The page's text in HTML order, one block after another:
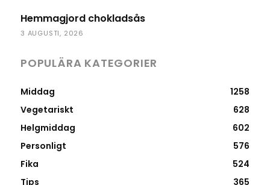
Hemmagjord chokladsås
3 AUGUSTI, 2026
POPULÄRA KATEGORIER
Middag
1258
Vegetariskt
628
Helgmiddag
602
Personligt
576
Fika
524
Tips
365